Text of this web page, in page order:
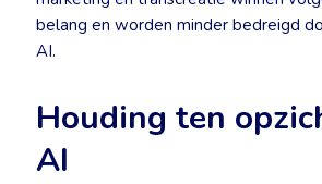
belang en worden minder bedreigd
AI.
Houding ten
AI